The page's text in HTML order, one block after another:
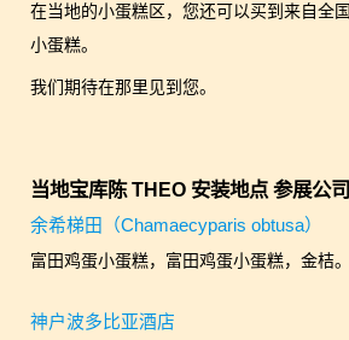
在当地的小蛋糕区，您还可以买到来自全
小蛋糕。
我们期待在那里见到您。
当地宝库陈 THEO 安装地点 参展公司
余希梯田（Chamaecyparis obtusa）
富田鸡蛋小蛋糕，富田鸡蛋小蛋糕，金桔。
神户波多比亚酒店